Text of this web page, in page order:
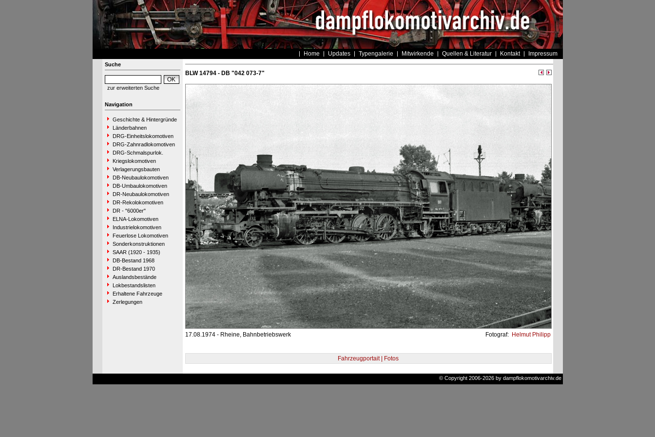
Home Updates Typengalerie Mitwirkende Quellen & Literatur Kontakt Impressum
Suche
zur erweiterten Suche
Navigation
Geschichte & Hintergründe
Länderbahnen
DRG-Einheitslokomotiven
DRG-Zahnradlokomotiven
DRG-Schmalspurlok.
Kriegslokomotiven
Verlagerungsbauten
DB-Neubaulokomotiven
DB-Umbaulokomotiven
DR-Neubaulokomotiven
DR-Rekolokomotiven
DR - "6000er"
ELNA-Lokomotiven
Industrielokomotiven
Feuerlose Lokomotiven
Sonderkonstruktionen
SAAR (1920 - 1935)
DB-Bestand 1968
DR-Bestand 1970
Auslandsbestände
Lokbestandslisten
Erhaltene Fahrzeuge
Zerlegungen
BLW 14794 - DB "042 073-7"
17.08.1974 - Rheine, Bahnbetriebswerk Fotograf: Helmut Philipp
Fahrzeugportait | Fotos
© Copyright 2006-2026 by dampflokomotivarchiv.de